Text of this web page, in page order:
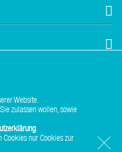
Stuhr GmbH
Website.
zulassen wollen, sowie
.
Cookies nur Cookies zur